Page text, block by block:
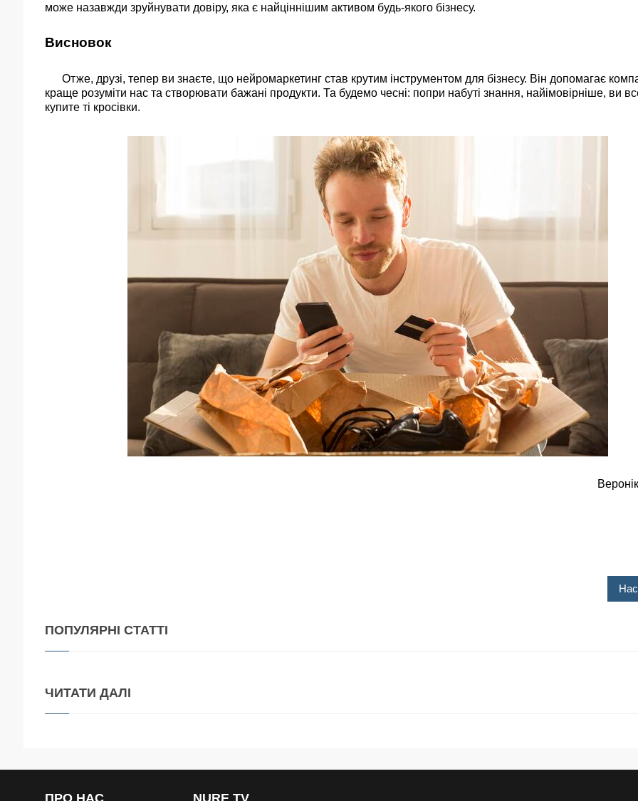
може назавжди зруйнувати довіру, яка є найціннішим активом будь-якого бізнесу.
Висновок
Отже, друзі, тепер ви знаєте, що нейромаркетинг став крутим інструментом для бізнесу. Він допомагає
краще розуміти нас та створювати бажані продукти. Та будемо чесні: попри набуті знання, найімовірніше, ви
купите ті кросівки.
ПОПУЛЯРНІ СТАТТІ
ЧИТАТИ ДАЛІ
ПРО НАС NURE TV